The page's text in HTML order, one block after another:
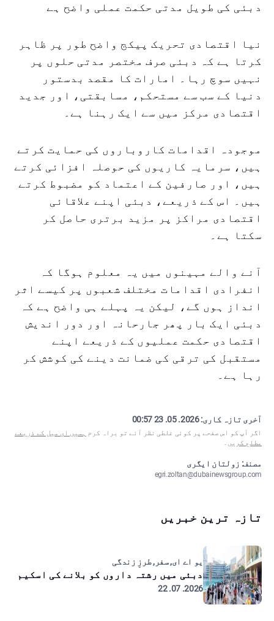
دبئی کی طویل مدتی حکمت عملی واضح ہے
نیا اقتصادی تحریک پیکج واضح طور پر ظاہر
کرتا ہے کہ دبئی صرف مختصر مدتی حلوں پر
نہیں سوچ رہا۔ امارات کا مقصد بدستور
دنیا کے سب سے مستحکم، مسابقتی، اور جدید
اقتصادی مرکز میں سے ایک رہنا ہے۔
موجودہ اقدامات کاروباروں کی حمایت کرتے
ہیں، سرمایہ کاریوں کی حوصلہ افزائی کرتے
ہیں، اور صارفین کے اعتماد کو مضبوط کرتے
ہیں۔ اس کے ذریعے، دبئی اپنے علاقائی
اقتصادی مراکز پر مزید برتری حاصل کر
سکتا ہے۔
آنے والے مہینوں میں یہ معلوم ہوگا کہ
انفرادی اقدامات مختلف شعبوں پر کیسے اثر
انداز ہوں گے، لیکن یہ پہلے ہی واضح ہے کہ
دبئی ایک بار پھر جارحانہ اور دور اندیش
اقتصادی حکمت عملیوں کے ذریعے اپنے
مستقبل کی ترقی کی ضمانت دینے کی کوشش کر
رہا ہے۔
آخری تازہ کاری:2026. 05. 23 00:57
اگر آپ کو اس صفحے پر کوئی غلطی نظر آئے تو براہ کرم ہمیں ای میل کے ذریعے
مطلع کریں ۔
مصنف: زولتان ایگری
egri.zoltan@dubainewsgroup.com
تازہ ترین خبریں
یو اے ای, سفر, طرزِ زندگی
دبئی میں رشتہ داروں کو بلانے کی اسکیم
2026. 07. 22